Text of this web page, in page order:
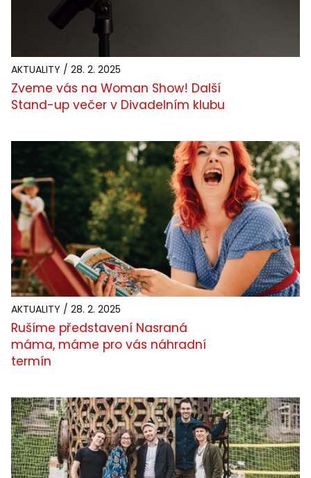
AKTUALITY / 28. 2. 2025
Zveme vás na Woman Show! Další
Stand-up večer v Divadelním klubu
AKTUALITY / 28. 2. 2025
Rušíme představení Nasraná
máma, máme pro vás náhradní
termín